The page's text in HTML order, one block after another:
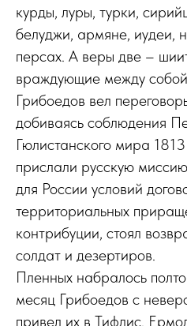
курды, луры, турки,
белуджи, армяне, иудеи,
персах. А веры две –
враждующие между
Грибоедов вел
добиваясь соблюдения
Гюлистанского мира
прислали русскую
для России условий
территориальных
контрибуции, стоял
солдат и дезертиров.
Пленных набралось
месяц Грибоедов с
привел их в Тифлис.